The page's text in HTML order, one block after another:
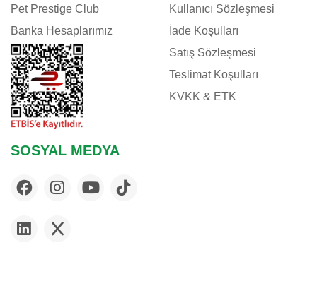
Pet Prestige Club
Banka Hesaplarımız
Kullanıcı Sözleşmesi
İade Koşulları
Satış Sözleşmesi
Teslimat Koşulları
KVKK & ETK
SOSYAL MEDYA